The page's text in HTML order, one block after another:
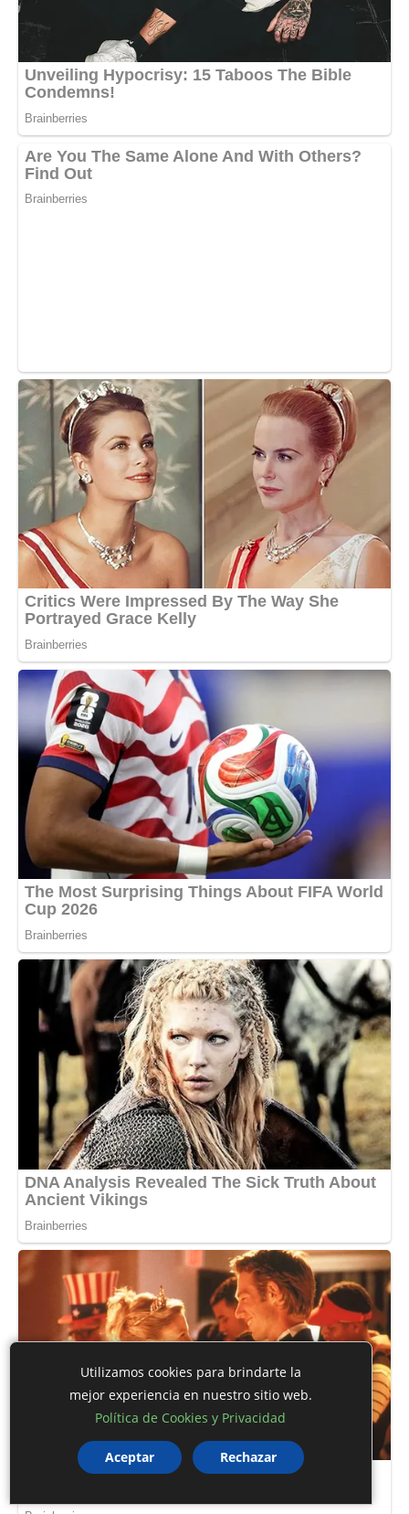
Utilizamos cookies para brindarte la
mejor experiencia en nuestro sitio web.
Política de Cookies y Privacidad
Aceptar Rechazar